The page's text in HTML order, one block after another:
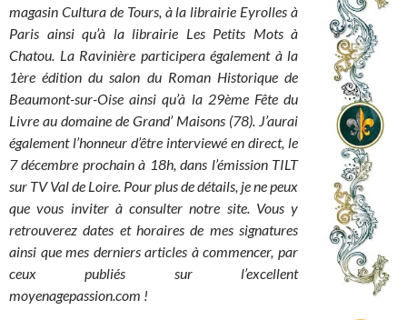
magasin Cultura de Tours, à la librairie Eyrolles à
Paris ainsi qu’à la librairie Les Petits Mots à
Chatou. La Ravinière participera également à la
1ère édition du salon du Roman Historique de
Beaumont-sur-Oise ainsi qu’à la 29ème Fête du
Livre au domaine de Grand’ Maisons (78). J’aurai
également l’honneur d’être interviewé en direct, le
7 décembre prochain à 18h, dans l’émission TILT
sur TV Val de Loire. Pour plus de détails, je ne peux
que vous inviter à consulter notre site. Vous y
retrouverez dates et horaires de mes signatures
ainsi que mes derniers articles à commencer, par
ceux publiés sur l’excellent
moyenagepassion.com !